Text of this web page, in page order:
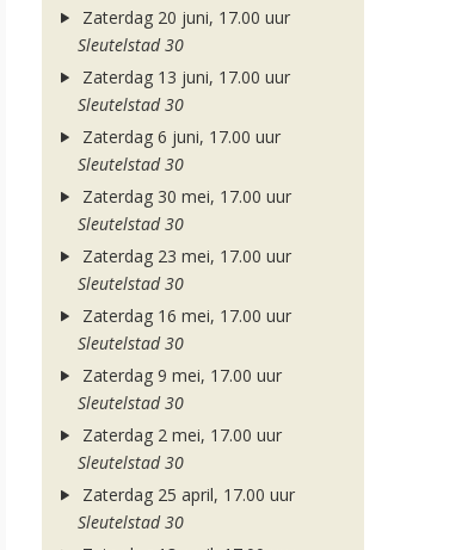
Zaterdag 20 juni, 17.00 uur
Sleutelstad 30
Zaterdag 13 juni, 17.00 uur
Sleutelstad 30
Zaterdag 6 juni, 17.00 uur
Sleutelstad 30
Zaterdag 30 mei, 17.00 uur
Sleutelstad 30
Zaterdag 23 mei, 17.00 uur
Sleutelstad 30
Zaterdag 16 mei, 17.00 uur
Sleutelstad 30
Zaterdag 9 mei, 17.00 uur
Sleutelstad 30
Zaterdag 2 mei, 17.00 uur
Sleutelstad 30
Zaterdag 25 april, 17.00 uur
Sleutelstad 30